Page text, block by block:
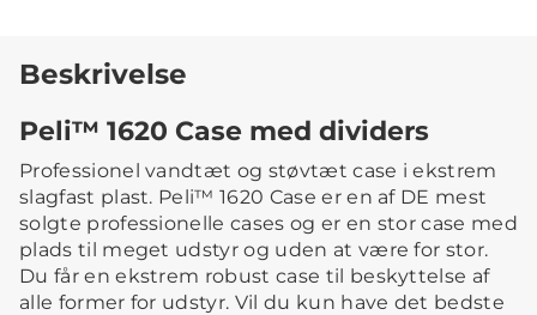
Beskrivelse
Peli™ 1620 Case med dividers
Professionel vandtæt og støvtæt case i ekstrem
slagfast plast. Peli™ 1620 Case er en af DE mest
solgte professionelle cases og er en stor case med
plads til meget udstyr og uden at være for stor.
Du får en ekstrem robust case til beskyttelse af
alle former for udstyr. Vil du kun have det bedste